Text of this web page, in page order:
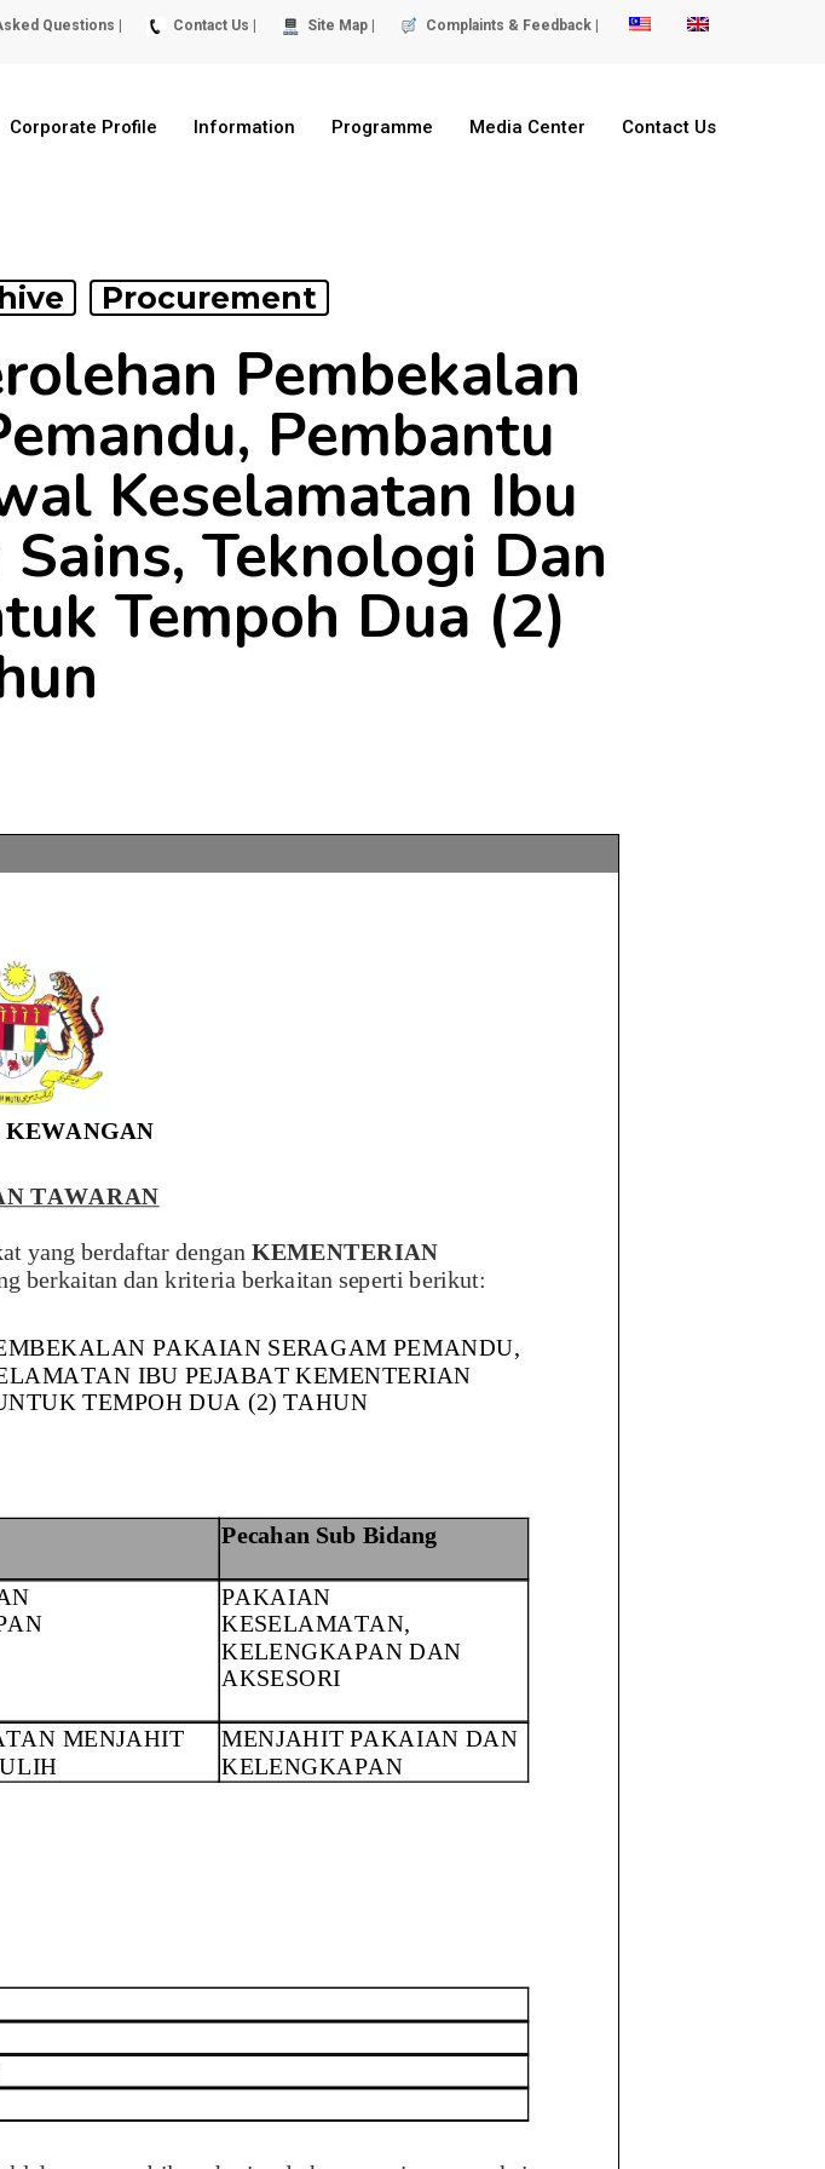
Questions | Contact Us | Site Map | Complaints & Feedback |
Corporate Profile Information Programme Media Center Contact Us
Procurement
Pembekalan
Pembantu
Keselamatan Ibu
Teknologi Dan
Tempoh Dua (2)